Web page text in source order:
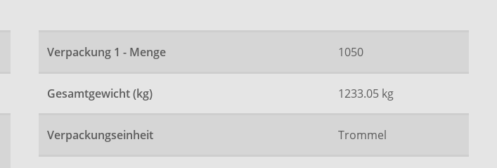
Verpackung 1 - Menge 1050
Gesamtgewicht (kg) 1233.05 kg
Verpackungseinheit Trommel